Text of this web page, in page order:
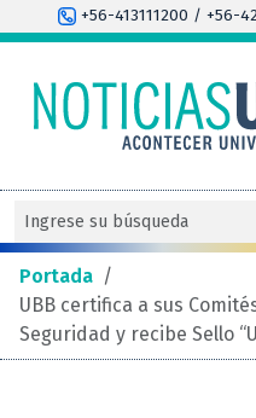
+56-413111200 / +56-
Portada /
UBB certifica a sus
Seguridad y recibe Sello